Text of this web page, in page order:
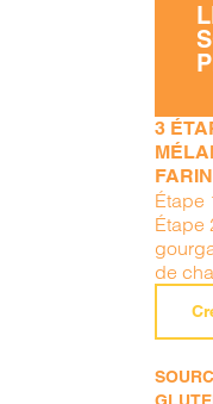
3
Étape
Étape
de